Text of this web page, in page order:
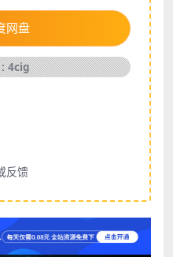
网盘
4cig
反馈